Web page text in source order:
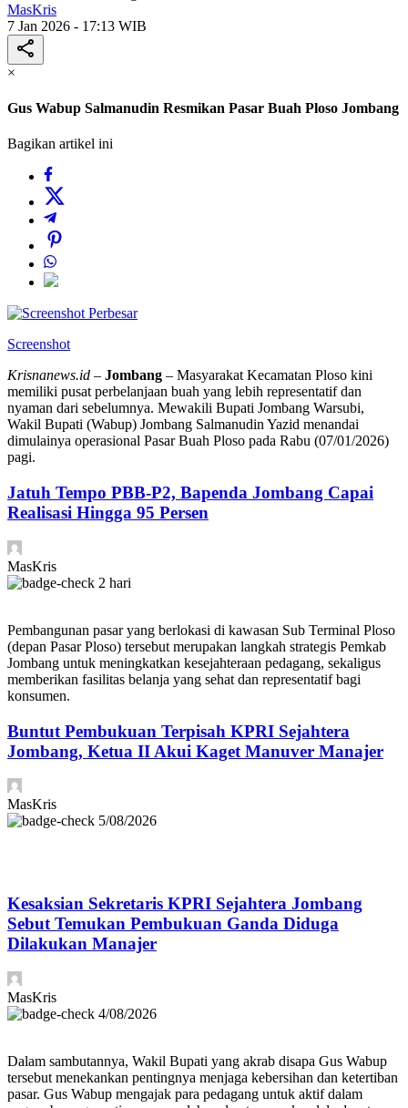
MasKris
7 Jan 2026 - 17:13 WIB
×
Gus Wabup Salmanudin Resmikan Pasar Buah Ploso Jombang
Bagikan artikel ini
Perbesar
Screenshot
Krisnanews.id – Jombang – Masyarakat Kecamatan Ploso kini
memiliki pusat perbelanjaan buah yang lebih representatif dan
nyaman dari sebelumnya. Mewakili Bupati Jombang Warsubi,
Wakil Bupati (Wabup) Jombang Salmanudin Yazid menandai
dimulainya operasional Pasar Buah Ploso pada Rabu (07/01/2026)
pagi.
Jatuh Tempo PBB-P2, Bapenda Jombang Capai
Realisasi Hingga 95 Persen
MasKris
2 hari
Pembangunan pasar yang berlokasi di kawasan Sub Terminal Ploso
(depan Pasar Ploso) tersebut merupakan langkah strategis Pemkab
Jombang untuk meningkatkan kesejahteraan pedagang, sekaligus
memberikan fasilitas belanja yang sehat dan representatif bagi
konsumen.
Buntut Pembukuan Terpisah KPRI Sejahtera
Jombang, Ketua II Akui Kaget Manuver Manajer
MasKris
5/08/2026
Kesaksian Sekretaris KPRI Sejahtera Jombang
Sebut Temukan Pembukuan Ganda Diduga
Dilakukan Manajer
MasKris
4/08/2026
Dalam sambutannya, Wakil Bupati yang akrab disapa Gus Wabup
tersebut menekankan pentingnya menjaga kebersihan dan ketertiban
pasar. Gus Wabup mengajak para pedagang untuk aktif dalam